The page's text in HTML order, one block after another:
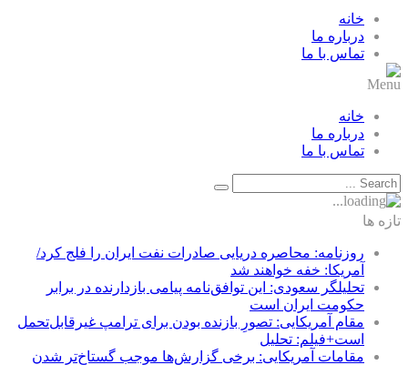
خانه
درباره ما
تماس با ما
Menu
خانه
درباره ما
تماس با ما
تازه ها
روزنامه: محاصره دریایی صادرات نفت ایران را فلج کرد/
آمریکا: خفه خواهند شد
تحلیلگر سعودی: این توافق‌نامه پیامی بازدارنده در برابر
حکومت ایران است
مقام آمریکایی: تصورِ بازنده بودن برای ترامپ غیرقابل‌تحمل
است+فیلم: تحلیل
مقامات آمریکایی: برخی گزارش‌ها موجب گستاخ‌تر شدن